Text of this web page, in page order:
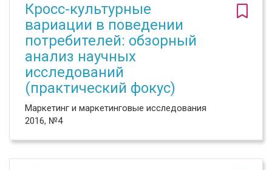
Кросс-культурные
вариации в поведении
потребителей: обзорный
анализ научных
исследований
(практический фокус)
Маркетинг и маркетинговые исследования
2016, №4